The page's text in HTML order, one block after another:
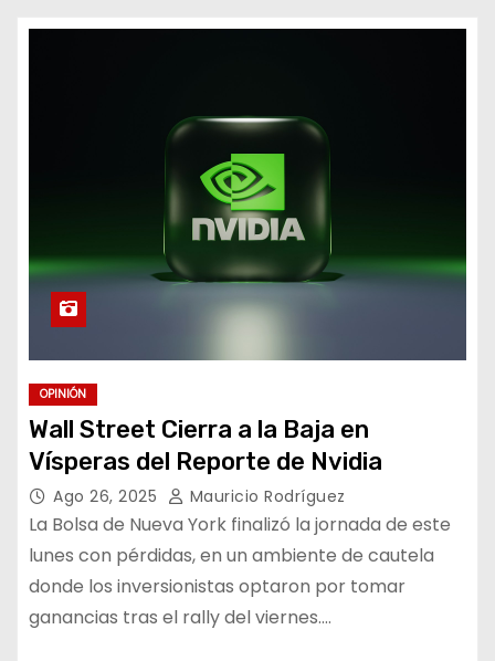
OPINIÓN
Wall Street Cierra a la Baja en
Vísperas del Reporte de Nvidia
Ago 26, 2025 Mauricio Rodríguez
La Bolsa de Nueva York finalizó la jornada de este
lunes con pérdidas, en un ambiente de cautela
donde los inversionistas optaron por tomar
ganancias tras el rally del viernes.…